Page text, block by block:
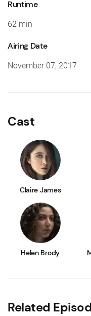
Runtime
62 min
Airing Date
November 07, 2017
Cast
Claire James
Helen Brody
Related